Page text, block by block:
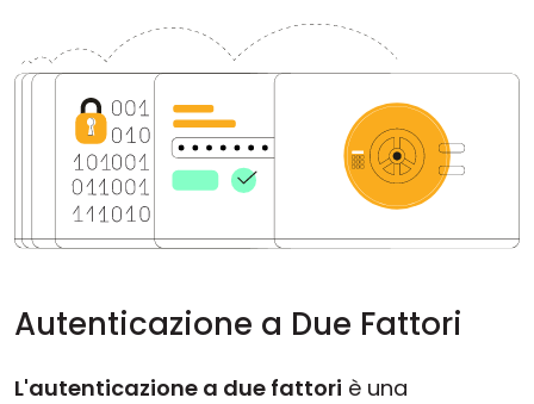
Autenticazione a Due Fattori
L'autenticazione a due fattori è una